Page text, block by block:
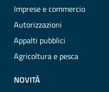
Imprese e commercio
Autorizzazioni
Appalti pubblici
Agricoltura e pesca
NOVITÀ